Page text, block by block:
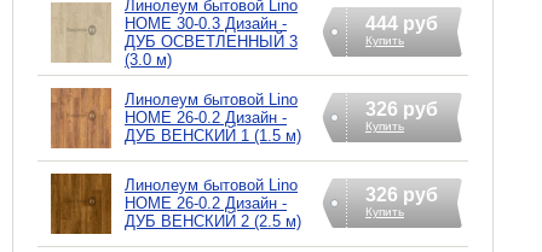
Линолеум бытовой Lino
HOME 30-0.3 Дизайн -
ДУБ ОСВЕТЛЕННЫЙ 3
(3.0 м)
444 руб
Купить
Линолеум бытовой Lino
HOME 26-0.2 Дизайн -
ДУБ ВЕНСКИЙ 1 (1.5 м)
326 руб
Купить
Линолеум бытовой Lino
HOME 26-0.2 Дизайн -
ДУБ ВЕНСКИЙ 2 (2.5 м)
326 руб
Купить